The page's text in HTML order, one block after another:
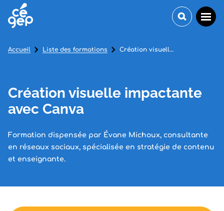
Création visuelle impactante
avec Canva
Formation dispensée par Évane Michoux, consultante
en réseaux sociaux, spécialisée en stratégie de contenu
et enseignante.
Accueil Liste des formations Création visuelle impactante avec Canva